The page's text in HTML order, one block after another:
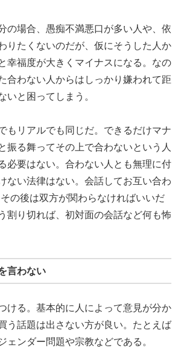
の場合、愚痴不満悪口が多い人や、依
りたくないのだが、仮にそうした人か
幸福度が大きくマイナスになる。なの
合わない人からはしっかり嫌われて距
いと困ってしまう。
もリアルでも同じだ。できるだけマナ
振る舞ってその上で合わないという人
必要はない。合わない人とも無理に付
ない法律はない。会話してお互い合わ
の後は双方が関わらなければいいだ
割り切れば、初対面の会話など何も怖
言わない
ける。基本的に人によって意見が分か
う話題は出さない方が良い。たとえば
ェンダー問題や宗教などである。